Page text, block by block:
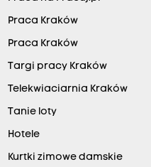
Praca Kraków
Praca Kraków
Targi pracy Kraków
Telekwiaciarnia Kraków
Tanie loty
Hotele
Kurtki zimowe damskie